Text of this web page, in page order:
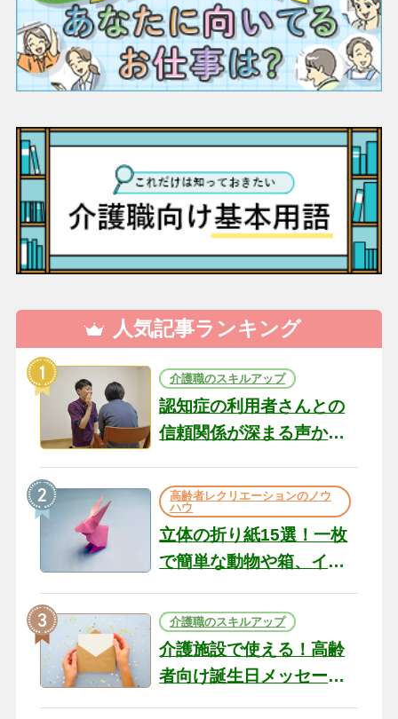
人気記事ランキング
介護職のスキルアップ
認知症の利用者さんとの
信頼関係が深まる声かけ
の現場から（22）
高齢者レクリエーションのノウ
ハウ
立体の折り紙15選！一枚
で簡単な動物や箱、イン
介護職のスキルアップ
介護施設で使える！高齢
者向け誕生日メッセージ